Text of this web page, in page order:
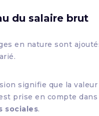
du salaire brut
en nature sont
signifie que la valeur
prise en compte dans
sociales.